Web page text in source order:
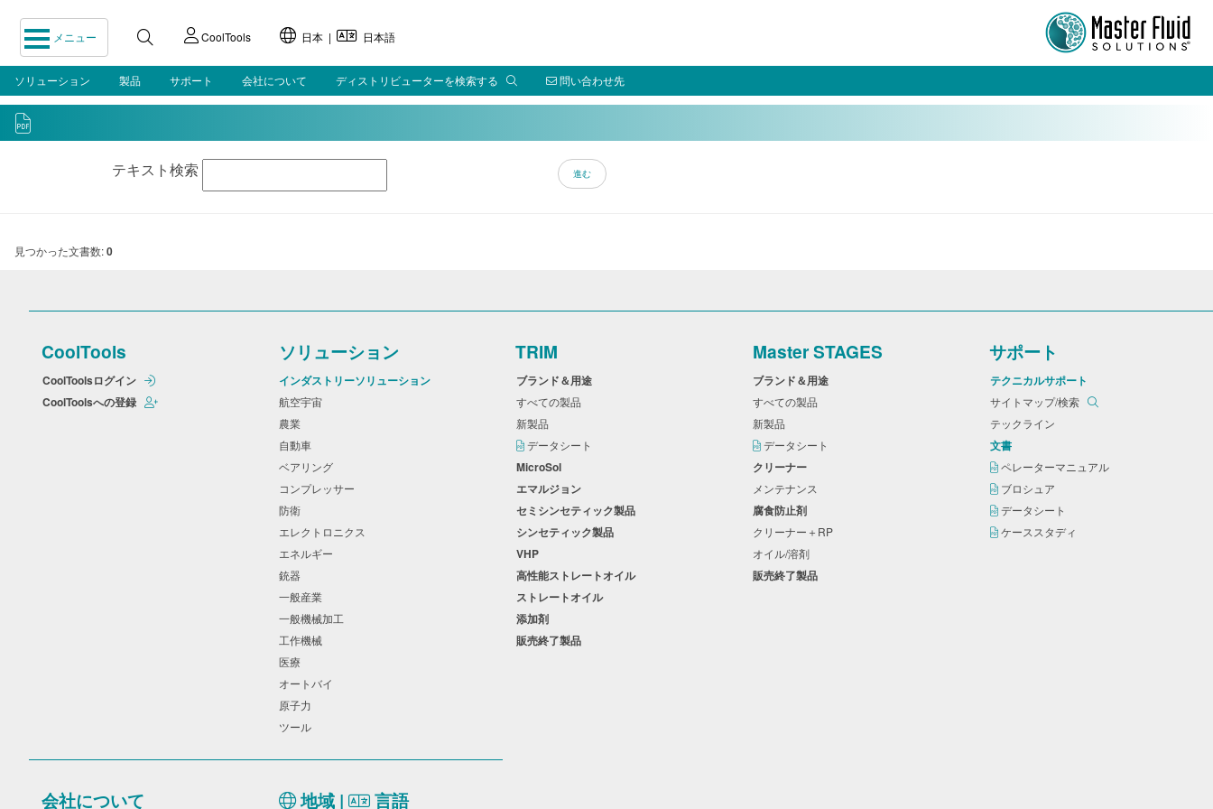
メニュー CoolTools 日本 | 日本語
ソリューション 製品 サポート 会社について ディストリビューターを検索する 問い合わせ先
テキスト検索
見つかった文書数:0
CoolTools
CoolToolsログイン
CoolToolsへの登録
ソリューション
インダストリーソリューション
航空宇宙
農業
自動車
ベアリング
コンプレッサー
防衛
エレクトロニクス
エネルギー
銃器
一般産業
一般機械加工
工作機械
医療
オートバイ
原子力
ツール
TRIM
ブランド＆用途
すべての製品
新製品
データシート
MicroSol
エマルジョン
セミシンセティック製品
シンセティック製品
VHP
高性能ストレートオイル
ストレートオイル
添加剤
販売終了製品
Master STAGES
ブランド＆用途
すべての製品
新製品
データシート
クリーナー
メンテナンス
腐食防止剤
クリーナー＋RP
オイル/溶剤
販売終了製品
サポート
テクニカルサポート
サイトマップ/検索
テックライン
文書
ペレーターマニュアル
ブロシュア
データシート
ケーススタディ
会社について 地域 | 言語